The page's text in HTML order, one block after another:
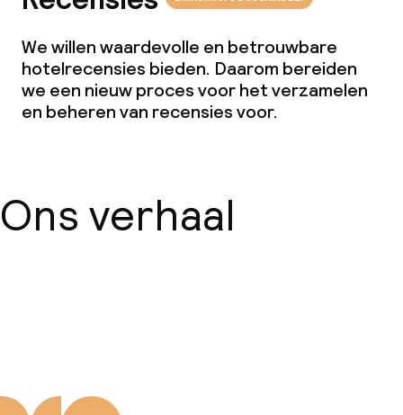
We willen waardevolle en betrouwbare
hotelrecensies bieden. Daarom bereiden
we een nieuw proces voor het verzamelen
en beheren van recensies voor.
Ons verhaal